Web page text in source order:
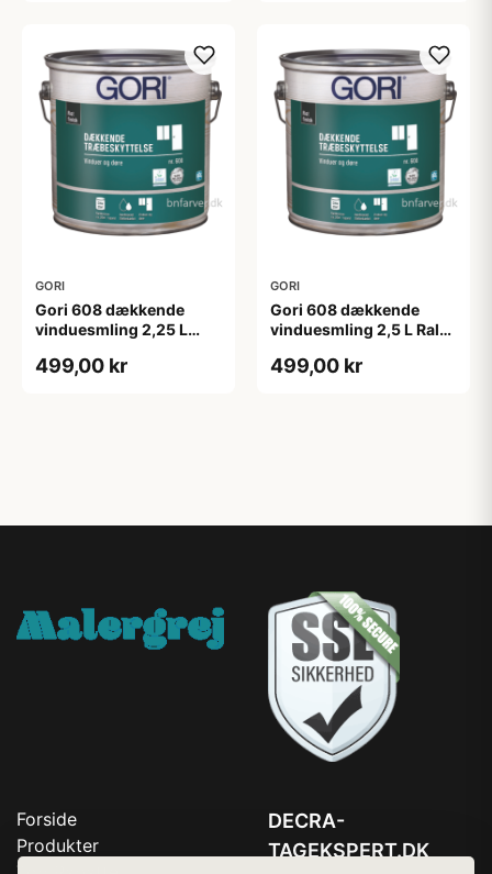
GORI
Gori 608 dækkende
vinduesmling 2,25 L
499,00 kr
GORI
Gori 608 dækkende
vinduesmling 2,5 L Ral
499,00 kr
Forside
Produkter
DECRA-
TAGEKSPERT.DK